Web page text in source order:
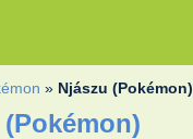
» Njászu (Pokémon)